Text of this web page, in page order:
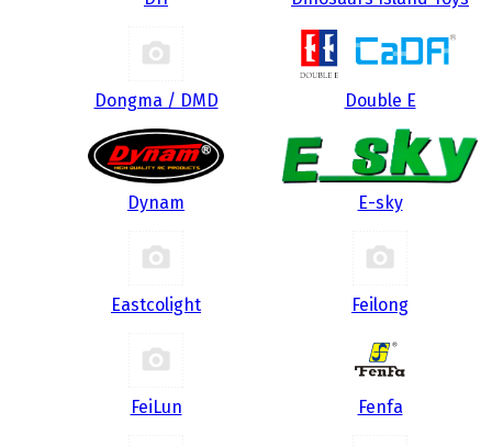
Dongma / DMD Double E
Dynam E-sky
Eastcolight Feilong
FeiLun Fenfa